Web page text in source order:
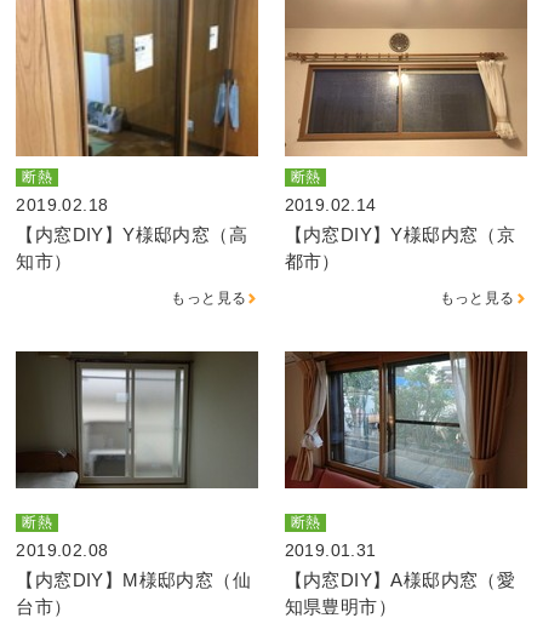
断熱
2019.02.18
【内窓DIY】Y様邸内窓（高
知市）
もっと見る
断熱
2019.02.14
【内窓DIY】Y様邸内窓（京
都市）
もっと見る
断熱
2019.02.08
【内窓DIY】M様邸内窓（仙
台市）
断熱
2019.01.31
【内窓DIY】A様邸内窓（愛
知県豊明市）